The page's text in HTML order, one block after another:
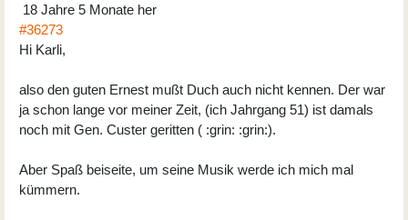
18 Jahre 5 Monate her
#36273
Hi Karli,
also den guten Ernest mußt Duch auch nicht kennen. Der war
ja schon lange vor meiner Zeit, (ich Jahrgang 51) ist damals
noch mit Gen. Custer geritten ( :grin: :grin:).
Aber Spaß beiseite, um seine Musik werde ich mich mal
kümmern.